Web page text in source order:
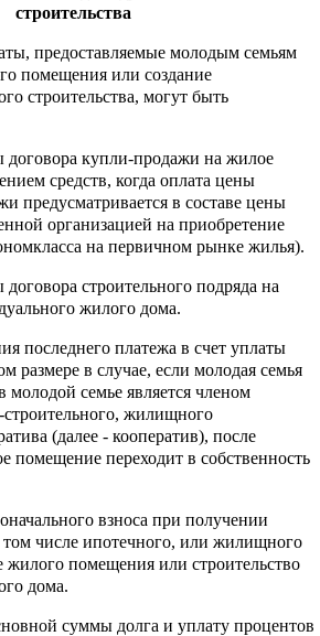
строительства
предоставляемые молодым семьям
помещения или создание
строительства, могут быть
договора купли-продажи на жилое
средств, когда оплата цены
предусматривается в составе цены
организацией на приобретение
на первичном рынке жилья).
строительного подряда на
жилого дома.
последнего платежа в счет уплаты
размере в случае, если молодая семья
молодой семье является членом
жилищного
(далее - кооператив), после
помещение переходит в собственность
взноса при получении
числе ипотечного, или жилищного
жилого помещения или строительство
дома.
суммы долга и уплату процентов